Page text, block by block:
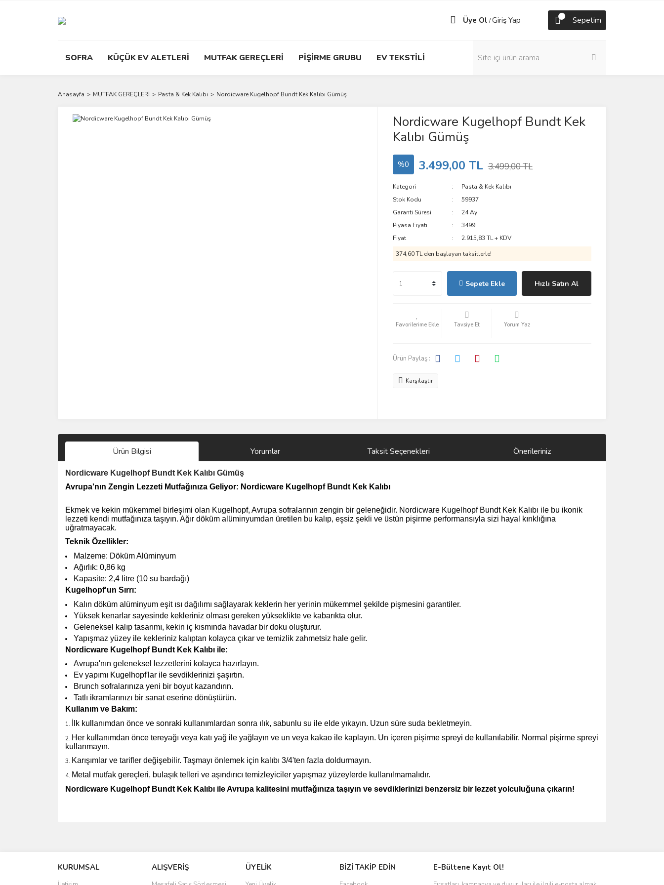
Üye Ol /Giriş Yap Sepetim
SOFRA KÜÇÜK EV ALETLERİ MUTFAK GEREÇLERİ PİŞİRME GRUBU EV TEKSTİLİ
Anasayfa MUTFAK GEREÇLERİ Pasta & Kek Kalıbı Nordicware Kugelhopf Bundt Kek Kalıbı Gümüş
Nordicware Kugelhopf Bundt Kek
Kalıbı Gümüş
%0 3.499,00 TL 3.499,00 TL
Kategori
Pasta & Kek Kalıbı
Stok Kodu
59937
Garanti Süresi
24 Ay
Piyasa Fiyatı
3499
Fiyat
2.915,83 TL + KDV
374,60 TL den başlayan taksitlerle!
Sepete Ekle Hızlı Satın Al
Tavsiye Et Yorum Yaz
Ürün Paylaş :
Karşılaştır
Ürün Bilgisi Yorumlar Taksit Seçenekleri Önerileriniz
Nordicware Kugelhopf Bundt Kek Kalıbı Gümüş
Avrupa'nın Zengin Lezzeti Mutfağınıza Geliyor: Nordicware Kugelhopf Bundt Kek Kalıbı
Ekmek ve kekin mükemmel birleşimi olan Kugelhopf, Avrupa sofralarının zengin bir geleneğidir. Nordicware Kugelhopf Bundt Kek Kalıbı ile bu ikonik
lezzeti kendi mutfağınıza taşıyın. Ağır döküm alüminyumdan üretilen bu kalıp, eşsiz şekli ve üstün pişirme performansıyla sizi hayal kırıklığına
uğratmayacak.
Teknik Özellikler:
Malzeme: Döküm Alüminyum
Ağırlık: 0,86 kg
Kapasite: 2,4 litre (10 su bardağı)
Kugelhopf'un Sırrı:
Kalın döküm alüminyum eşit ısı dağılımı sağlayarak keklerin her yerinin mükemmel şekilde pişmesini garantiler.
Yüksek kenarlar sayesinde kekleriniz olması gereken yükseklikte ve kabarıkta olur.
Geleneksel kalıp tasarımı, kekin iç kısmında havadar bir doku oluşturur.
Yapışmaz yüzey ile kekleriniz kalıptan kolayca çıkar ve temizlik zahmetsiz hale gelir.
Nordicware Kugelhopf Bundt Kek Kalıbı ile:
Avrupa'nın geleneksel lezzetlerini kolayca hazırlayın.
Ev yapımı Kugelhopf'lar ile sevdiklerinizi şaşırtın.
Brunch sofralarınıza yeni bir boyut kazandırın.
Tatlı ikramlarınızı bir sanat eserine dönüştürün.
Kullanım ve Bakım:
İlk kullanımdan önce ve sonraki kullanımlardan sonra ılık, sabunlu su ile elde yıkayın. Uzun süre suda bekletmeyin.
Her kullanımdan önce tereyağı veya katı yağ ile yağlayın ve un veya kakao ile kaplayın. Un içeren pişirme spreyi de kullanılabilir. Normal pişirme spreyi
kullanmayın.
Karışımlar ve tarifler değişebilir. Taşmayı önlemek için kalıbı 3/4'ten fazla doldurmayın.
Metal mutfak gereçleri, bulaşık telleri ve aşındırıcı temizleyiciler yapışmaz yüzeylerde kullanılmamalıdır.
Nordicware Kugelhopf Bundt Kek Kalıbı ile Avrupa kalitesini mutfağınıza taşıyın ve sevdiklerinizi benzersiz bir lezzet yolculuğuna çıkarın!
Ürün resmi kalitesiz, bozuk veya görüntülenemiyor.
Ürün açıklamasında eksik bilgiler bulunuyor.
KURUMSAL ALIŞVERİŞ ÜYELİK BİZİ TAKİP EDİN E-Bültene Kayıt Ol!